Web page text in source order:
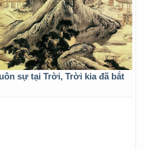
sự tại Trời, Trời kia đã bắt